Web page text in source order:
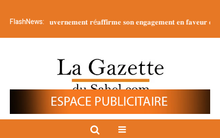
FlashNews:
: 𝐥𝐞 g𝐨𝐮𝐯𝐞𝐫𝐧𝐞𝐦𝐞𝐧𝐭 𝐫é𝐚𝐟𝐟𝐢𝐫𝐦𝐞 𝐬𝐨𝐧 𝐞𝐧𝐠𝐚𝐠𝐞𝐦𝐞𝐧𝐭 𝐞𝐧 𝐟𝐚𝐯𝐞𝐮𝐫 𝐝’𝐮𝐧𝐞